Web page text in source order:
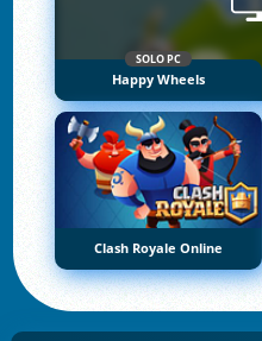
SOLO PC
Happy Wheels
Clash Royale Online